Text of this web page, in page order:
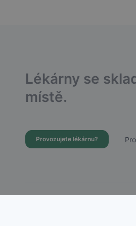
Lékárny se
místě.
Provozujete lékárnu?